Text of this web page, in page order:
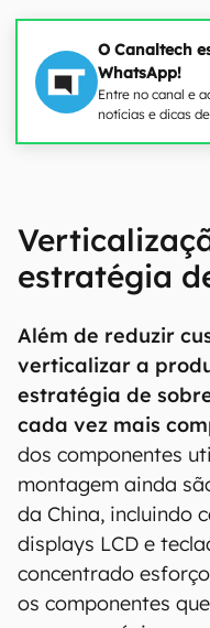
O Canaltech
WhatsApp!
Entre no canal e
notícias e dicas
estratégia
Além de reduzir